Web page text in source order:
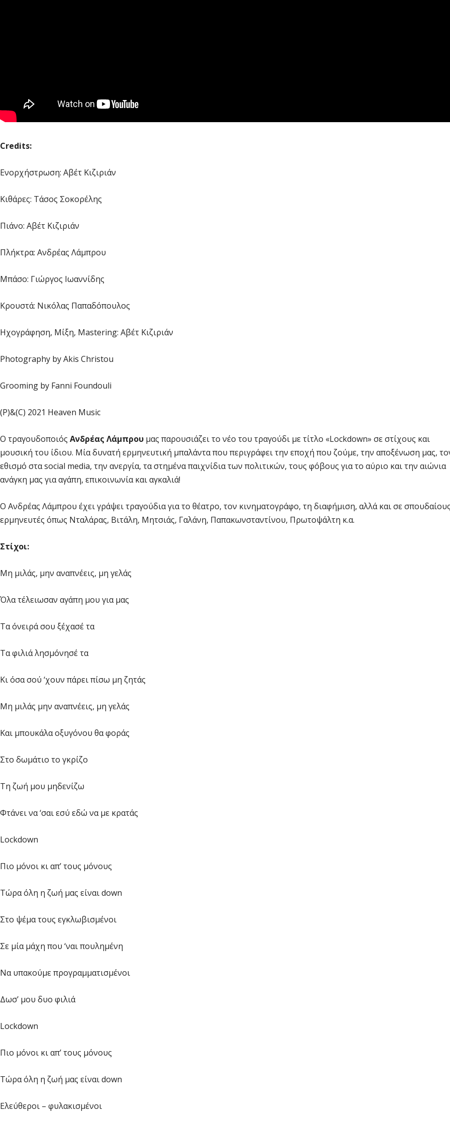
Credits:
Ενορχήστρωση: Αβέτ Κιζιριάν
Κιθάρες: Τάσος Σοκορέλης
Πιάνο: Αβέτ Κιζιριάν
Πλήκτρα: Ανδρέας Λάμπρου
Μπάσο: Γιώργος Ιωαννίδης
Κρουστά: Νικόλας Παπαδόπουλος
Ηχογράφηση, Μίξη, Μastering: Αβέτ Κιζιριάν
Photography by Akis Christou
Grooming by Fanni Foundouli
(P)&(C) 2021 Heaven Music
Ο τραγουδοποιός Ανδρέας Λάμπρου μας παρουσιάζει το νέο του τραγούδι με τίτλο «Lockdown» σε στίχους και
μουσική του ίδιου. Μία δυνατή ερμηνευτική μπαλάντα που περιγράφει την εποχή που ζούμε, την αποξένωση μας,
εθισμό στα social media, την ανεργία, τα στημένα παιχνίδια των πολιτικών, τους φόβους για το αύριο και την αιώνια
ανάγκη μας για αγάπη, επικοινωνία και αγκαλιά!
Ο Ανδρέας Λάμπρου έχει γράψει τραγούδια για το θέατρο, τον κινηματογράφο, τη διαφήμιση, αλλά και σε
ερμηνευτές όπως Νταλάρας, Βιτάλη, Μητσιάς, Γαλάνη, Παπακωνσταντίνου, Πρωτοψάλτη κ.α.
Στίχοι:
Μη μιλάς, μην αναπνέεις, μη γελάς
Όλα τέλειωσαν αγάπη μου για μας
Τα όνειρά σου ξέχασέ τα
Τα φιλιά λησμόνησέ τα
Κι όσα σού ‘χουν πάρει πίσω μη ζητάς
Μη μιλάς μην αναπνέεις, μη γελάς
Και μπουκάλα οξυγόνου θα φοράς
Στο δωμάτιο το γκρίζο
Τη ζωή μου μηδενίζω
Φτάνει να ‘σαι εσύ εδώ να με κρατάς
Lockdown
Πιο μόνοι κι απ’ τους μόνους
Τώρα όλη η ζωή μας είναι down
Στο ψέμα τους εγκλωβισμένοι
Σε μία μάχη που ‘ναι πουλημένη
Να υπακούμε προγραμματισμένοι
Δωσ’ μου δυο φιλιά
Lockdown
Πιο μόνοι κι απ’ τους μόνους
Τώρα όλη η ζωή μας είναι down
Ελεύθεροι – φυλακισμένοι